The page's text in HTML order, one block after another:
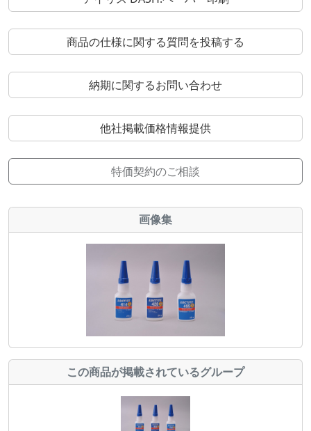
商品の仕様に関する質問を投稿する
納期に関するお問い合わせ
他社掲載価格情報提供
特価契約のご相談
画像集
この商品が掲載されているグループ